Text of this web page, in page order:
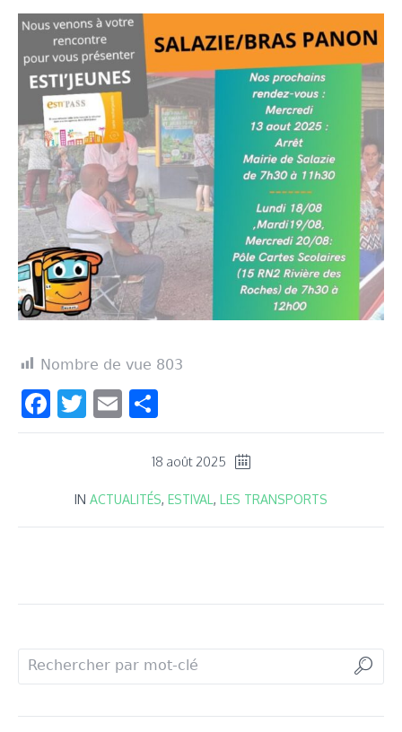
Nombre de vue 803
Facebook
Twitter
Email
18 août 2025
IN ACTUALITÉS, ESTIVAL , LES TRANSPORTS